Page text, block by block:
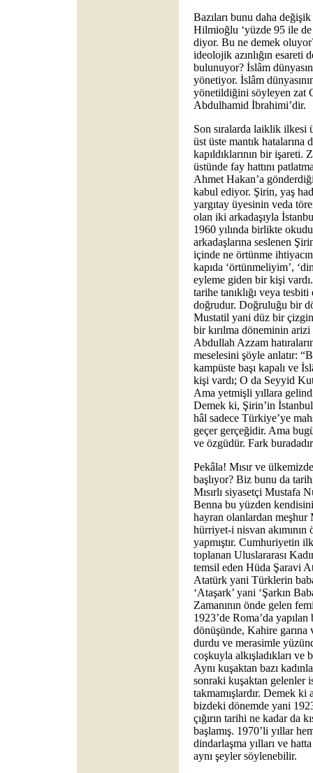
Bazıları bunu daha
Hilmioğlu ‘yüzde 95 ile de
diyor. Bu ne demek
ideolojik azınlığın esareti
bulunuyor? İslâm
yönetiyor. İslâm
yönetildiğini söyleyen zat
Abdulhamid İbrahimi’dir.
Son sıralarda laiklik ilkesi
üst üste mantık
kapıldıklarının bir işareti.
üstünde fay hattını
Ahmet Hakan’a
kabul ediyor. Şirin, yaş
yargıtay üyesinin veda
olan iki arkadaşıyla
1960 yılında birlikte
arkadaşlarına seslenen
içinde ne örtünme
kapıda ‘örtünmeliyim’,
eyleme giden bir kişi
tarihe tanıklığı veya
doğrudur. Doğruluğu bir
Mustatil yani düz bir
bir kırılma döneminin
Abdullah Azzam
meselesini şöyle anlatır:
kampüste başı kapalı ve
kişi vardı; O da Seyyid
Ama yetmişli yıllara
Demek ki, Şirin’in
hâl sadece Türkiye’ye
geçer gerçeğidir. Ama
ve özgüdür. Fark
Pekâla! Mısır ve
başlıyor? Biz bunu da
Mısırlı siyasetçi Mustafa
Benna bu yüzden
hayran olanlardan meşhur
hürriyet-i nisvan
yapmıştır. Cumhuriyetin
toplanan Uluslararası
temsil eden Hüda Şaravi
Atatürk yani Türklerin
‘Ataşark’ yani ‘Şarkın
Zamanının önde gelen
1923’de Roma’da
dönüşünde, Kahire garına
durdu ve merasimle
coşkuyla alkışladıkları ve
Aynı kuşaktan bazı
sonraki kuşaktan gelenler
takmamışlardır. Demek ki
bizdeki dönemde yani
çığırın tarihi ne kadar da
başlamış. 1970’li yıllar
dindarlaşma yılları ve
aynı şeyler söylenebilir.